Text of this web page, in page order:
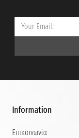
Information
Επικοινωνία